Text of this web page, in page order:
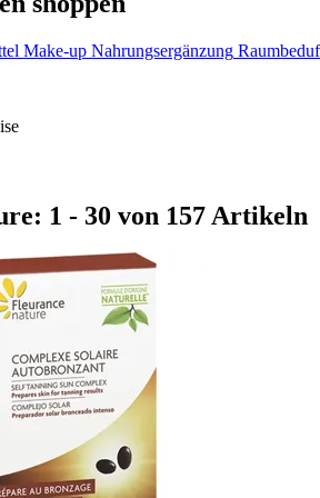
Make-up Nahrungsergänzung
1 - 30 von 157 Artikeln